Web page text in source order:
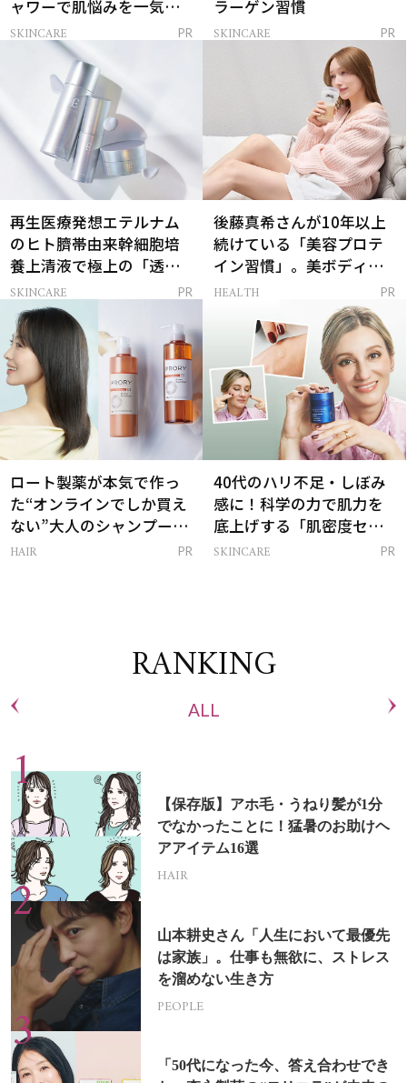
ャワーで肌悩みを一気に
解決
SKINCARE PR
ラーゲン習慣
SKINCARE PR
再生医療発想エテルナム
のヒト臍帯由来幹細胞培
養上清液で極上の「透明
感ハリ肌」へ
SKINCARE PR
後藤真希さんが10年以上
続けている「美容プロテ
イン習慣」。美ボディを
支える朝ルーティンと
HEALTH PR
ロート製薬が本気で作っ
た“オンラインでしか買え
ない”大人のシャンプー＆
トリートメントって？
HAIR PR
40代のハリ不足・しぼみ
感に！科学の力で肌力を
底上げする「肌密度セラ
ム」
SKINCARE PR
RANKING
ALL
【保存版】アホ毛・うねり髪が1分
でなかったことに！猛暑のお助けヘ
アアイテム16選
HAIR
山本耕史さん「人生において最優先
は家族」。仕事も無欲に、ストレス
を溜めない生き方
PEOPLE
「50代になった今、答え合わせでき